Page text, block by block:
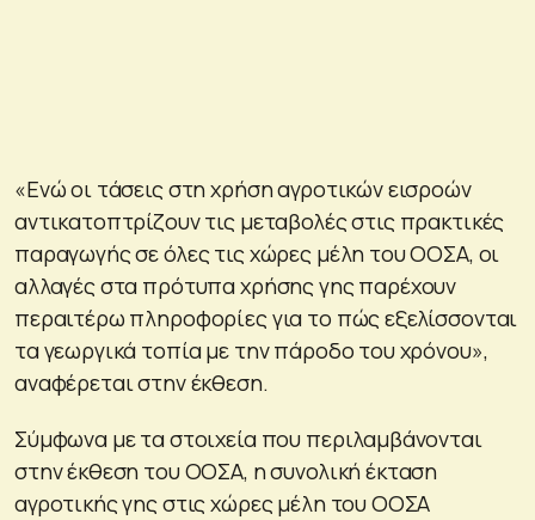
«Ενώ οι τάσεις στη χρήση αγροτικών εισροών
αντικατοπτρίζουν τις μεταβολές στις πρακτικές
παραγωγής σε όλες τις χώρες μέλη του ΟΟΣΑ, οι
αλλαγές στα πρότυπα χρήσης γης παρέχουν
περαιτέρω πληροφορίες για το πώς εξελίσσονται
τα γεωργικά τοπία με την πάροδο του χρόνου»,
αναφέρεται στην έκθεση.
Σύμφωνα με τα στοιχεία που περιλαμβάνονται
στην έκθεση του ΟΟΣΑ, η συνολική έκταση
αγροτικής γης στις χώρες μέλη του ΟΟΣΑ